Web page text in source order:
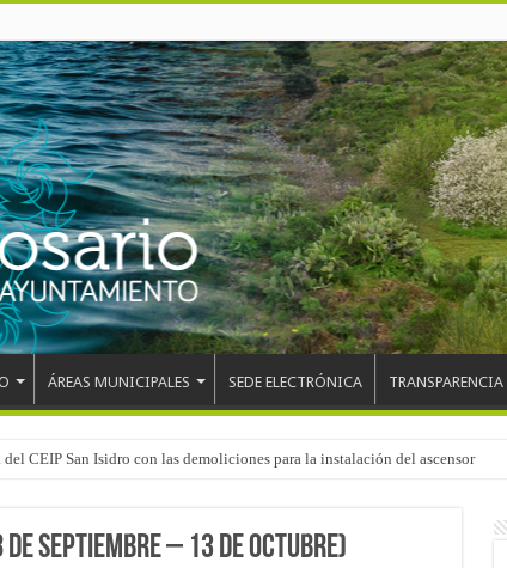
ÁREAS MUNICIPALES SEDE ELECTRÓNICA TRANSPARENCIA
CEIP San Isidro con las demoliciones para la instalación del ascensor
de septiembre – 13 de octubre)